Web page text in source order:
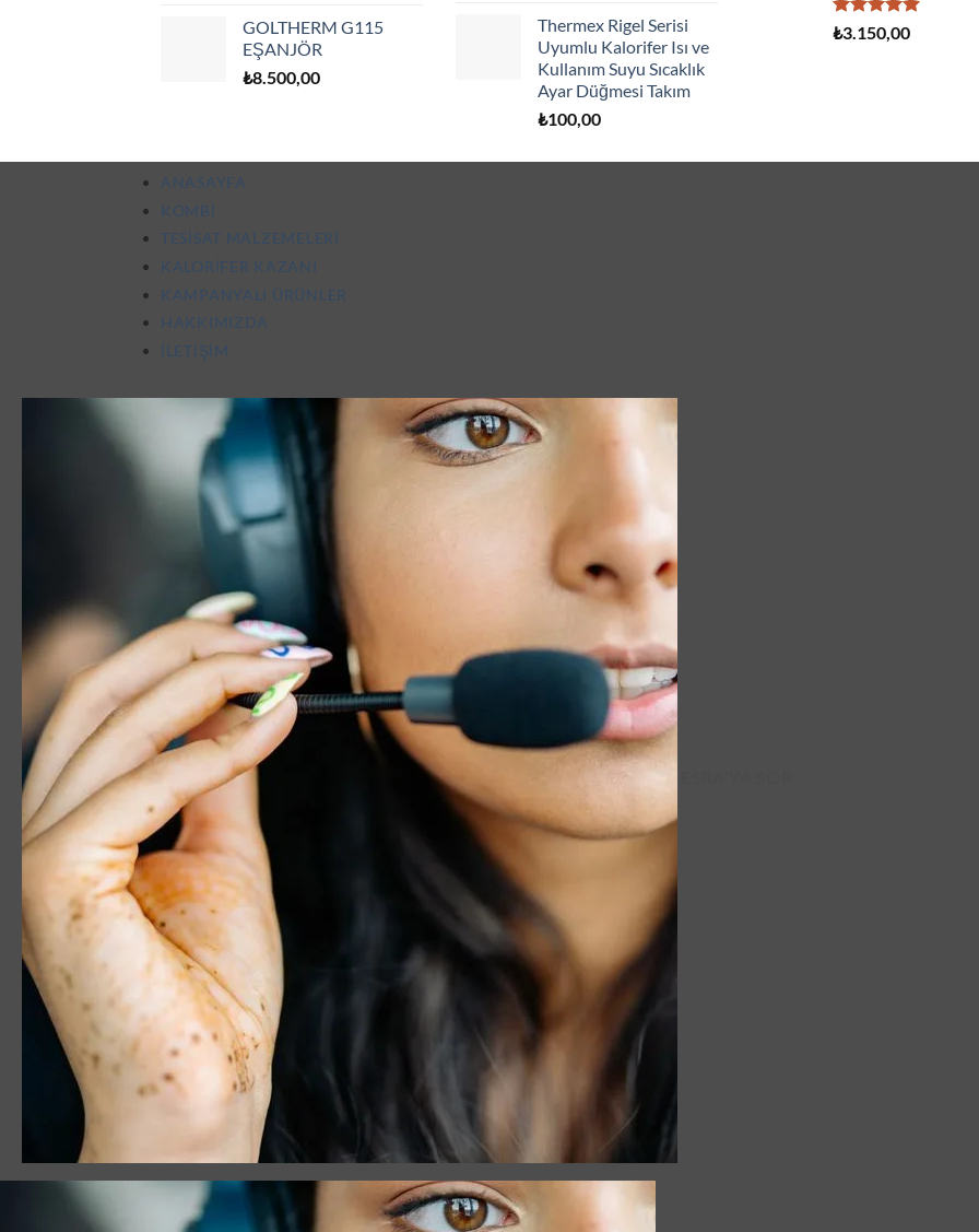
GOLTHERM G115
EŞANJÖR
₺8.500,00
Thermex Rigel Serisi
Uyumlu Kalorifer Isı ve
Kullanım Suyu Sıcaklık
Ayar Düğmesi Takım
₺100,00
5 üzerinden
oy
₺3.150,00
ANASAYFA
KOMBI
TESISAT MALZEMELERI
KALORIFER KAZANI
KAMPANYALI ÜRÜNLER
HAKKIMIZDA
İLETIŞIM